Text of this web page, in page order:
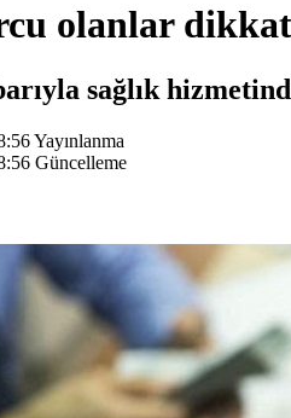
olanlar
sağlık
Yayınlanma
Güncelleme